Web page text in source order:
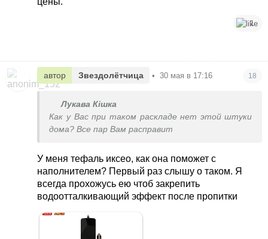
1
автор Звездолётчица • 30 мая в 17:16 18
Лукава Кішка
Как у Вас при таком раскладе нет этой штуки
дома? Все пар Вам расправит
У меня тефаль иксео, как она поможет с
наполнителем? Первый раз слышу о таком. Я
всегда прохожусь ею чтоб закрепить
водоотталкивающий эффект после пропитки